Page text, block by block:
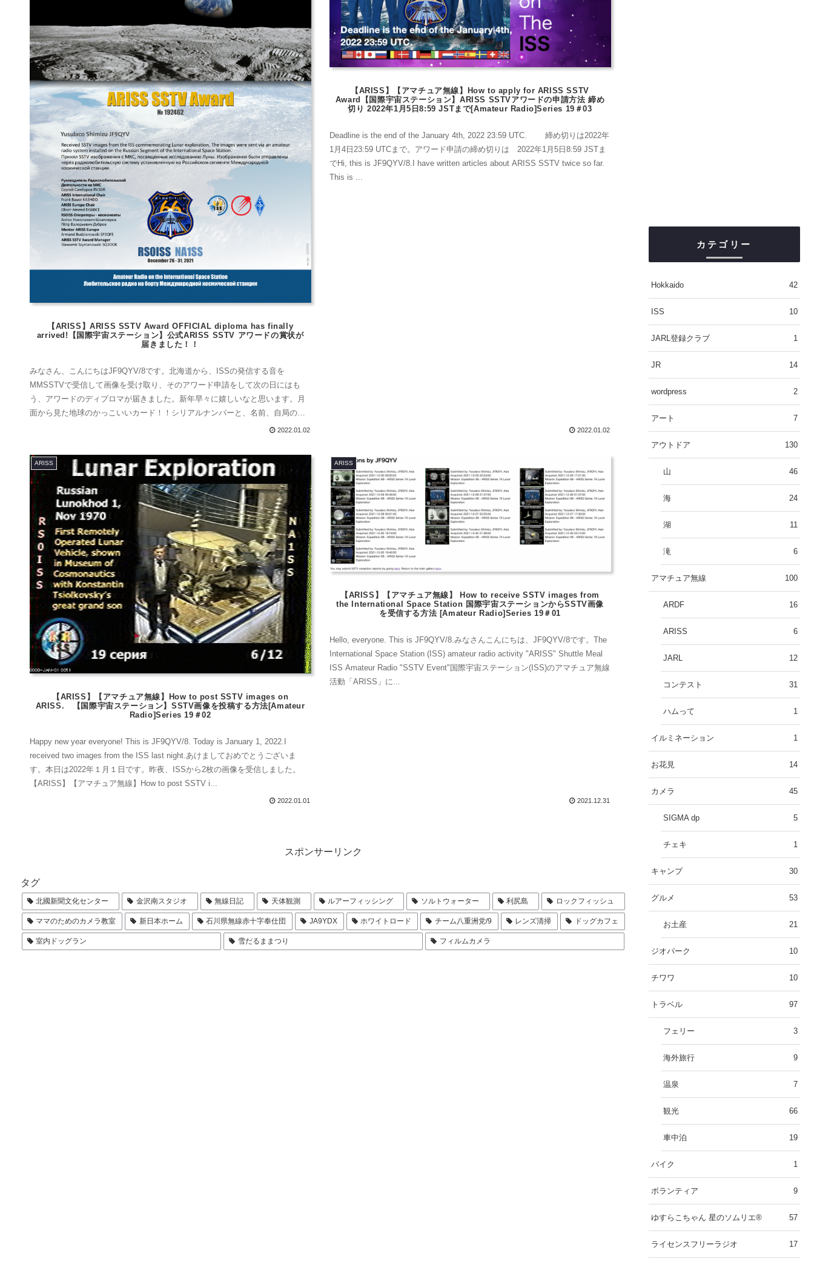
【ARISS】ARISS SSTV Award OFFICIAL diploma has finally
arrived!【国際宇宙ステーション】公式ARISS SSTV アワードの賞状が
届きました！！
みなさん、こんにちはJF9QYV/8です。北海道から、ISSの発信する音を
MMSSTVで受信して画像を受け取り、そのアワード申請をして次の日にはも
う、アワードのディプロマが届きました。新年早々に嬉しいなと思います。月
面から見た地球のかっこいいカード！！シリアルナンバーと、名前、自局のコ
ールサイン入り！！Expedition 66 – ARISS Series 19 Lunar Exploratio...2022.01.02
【ARISS】【アマチュア無線】How to apply for ARISS SSTV
Award【国際宇宙ステーション】ARISS SSTVアワードの申請方法 締め
切り 2022年1月5日8:59 JSTまで[Amateur Radio]Series 19＃03
Deadline is the end of the January 4th, 2022 23:59 UTC. 締め切りは2022年
1月4日23:59 UTCまで。アワード申請の締め切りは 2022年1月5日8:59 JSTま
でHi, this is JF9QYV/8.I have written articles about ARISS SSTV twice so far.
This is ...
2022.01.02
ARISS
【ARISS】【アマチュア無線】How to post SSTV images on
ARISS. 【国際宇宙ステーション】SSTV画像を投稿する方法[Amateur
Radio]Series 19＃02
Happy new year everyone! This is JF9QYV/8. Today is January 1, 2022.I
received two images from the ISS last night.あけましておめでとうございま
す。本日は2022年１月１日です。昨夜、ISSから2枚の画像を受信しました。
【ARISS】【アマチュア無線】How to post SSTV i...
2022.01.01
ARISS
【ARISS】【アマチュア無線】 How to receive SSTV images from
the International Space Station 国際宇宙ステーションからSSTV画像
を受信する方法 [Amateur Radio]Series 19＃01
Hello, everyone. This is JF9QYV/8.みなさんこんにちは、JF9QYV/8です。The
International Space Station (ISS) amateur radio activity "ARISS" Shuttle Meal
ISS Amateur Radio "SSTV Event"国際宇宙ステーション(ISS)のアマチュア無線
活動「ARISS」に...
2021.12.31
スポンサーリンク
タグ
北國新聞文化センター 金沢南スタジオ 無線日記 天体観測 ルアーフィッシング ソルトウォーター 利尻島 ロックフィッシュ
ママのためのカメラ教室 新日本ホーム 石川県無線赤十字奉仕団 JA9YDX ホワイトロード チーム八重洲党/9 レンズ清掃 ドッグカフェ
室内ドッグラン 雪だるままつり フィルムカメラ
カテゴリー
Hokkaido 42
ISS 10
JARL登録クラブ 1
JR 14
wordpress 2
アート 7
アウトドア 130
山 46
海 24
湖 11
滝 6
アマチュア無線 100
ARDF 16
ARISS 6
JARL 12
コンテスト 31
ハムって 1
イルミネーション 1
お花見 14
カメラ 45
SIGMA dp 5
チェキ 1
キャンプ 30
グルメ 53
お土産 21
ジオパーク 10
チワワ 10
トラベル 97
フェリー 3
海外旅行 9
温泉 7
観光 66
車中泊 19
バイク 1
ボランティア 9
ゆすらこちゃん 星のソムリエ®︎ 57
ライセンスフリーラジオ 17